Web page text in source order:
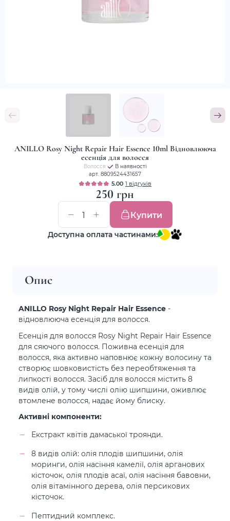
ANILLO Rosy Night Repair Hair Essence 10ml Відновлююча
есенція для волосся
Волосся
В наявності
арт. 8809524431657
5.00 1 відгуків
250 грн
Купити
Доступна оплата частинами:
Опис
ANILLO Rosy Night Repair Hair Essence -
відновлююча есенція для волосся.
Есенція для волосся Rosy Night Repair Hair Essence
для сяючого волосся. Поживна есенція для
волосся, яка активно наповнює кожну волосину та
створює шовковистість без переобтяження та
липкості волосся. Засіб для волосся містить 8
видів олій, у тому числі олію шипшини, оживлює
втомлене волосся, надає йому блиску.
Активні компоненти:
Екстракт квітів дамаської троянди.
8 видів олій: олія плодів шипшини, олія
моринги, олія насіння камелії, олія арганових
кісточок, олія плодів асаї, олія насіння бавовни,
олія вітамінного дерева, олія персикових
кісточок.
Пептидний комплекс.